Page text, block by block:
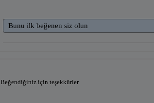
Bunu ilk beğenen siz olun
Beğendiğiniz için teşekkürler